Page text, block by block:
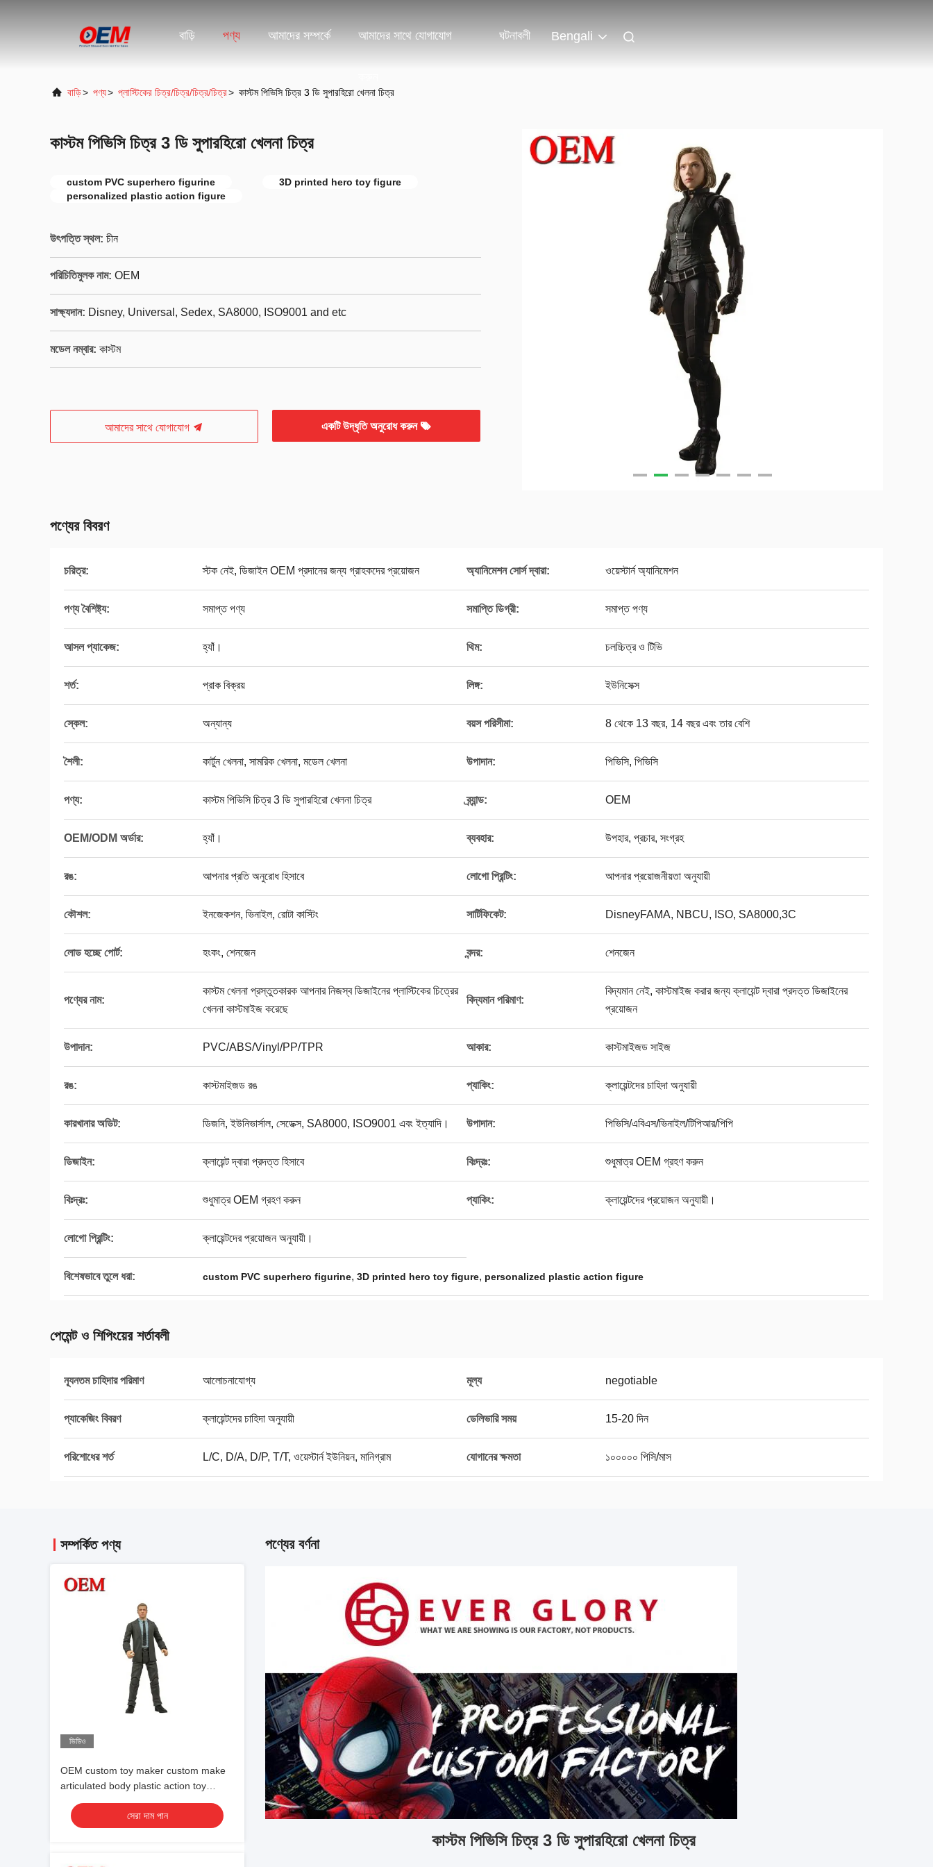
বাড়ি পণ্য আমাদের সম্পর্কে আমাদের সাথে যোগাযোগ ঘটনাবলী Bengali
বাড়ি> পণ্য> প্লাস্টিকের চিত্র/চিত্র/চিত্র/চিত্র> কাস্টম পিভিসি চিত্র 3 ডি সুপারহিরো খেলনা চিত্র
কাস্টম পিভিসি চিত্র 3 ডি সুপারহিরো খেলনা চিত্র
custom PVC superhero figurine
3D printed hero toy figure
personalized plastic action figure
উৎপত্তি স্থল: চীন
পরিচিতিমুলক নাম: OEM
সাক্ষ্যদান: Disney, Universal, Sedex, SA8000, ISO9001 and etc
মডেল নম্বার: কাস্টম
আমাদের সাথে যোগাযোগ একটি উদ্ধৃতি অনুরোধ করুন
পণ্যের বিবরণ
চরিত্র: স্টক নেই, ডিজাইন OEM প্রদানের জন্য গ্রাহকদের প্রয়োজন অ্যানিমেশন সোর্স দ্বারা: ওয়েস্টার্ন অ্যানিমেশন
পণ্য বৈশিষ্ট্য: সমাপ্ত পণ্য সমাপ্তি ডিগ্রী: সমাপ্ত পণ্য
আসল প্যাকেজ: হ্যাঁ। থিম: চলচ্চিত্র ও টিভি
শর্ত: প্রাক বিক্রয় লিঙ্গ: ইউনিসেক্স
স্কেল: অন্যান্য বয়স পরিসীমা: 8 থেকে 13 বছর, 14 বছর এবং তার বেশি
শৈলী: কার্টুন খেলনা, সামরিক খেলনা, মডেল খেলনা উপাদান: পিভিসি, পিভিসি
পণ্য: কাস্টম পিভিসি চিত্র 3 ডি সুপারহিরো খেলনা চিত্র ব্র্যান্ড: OEM
OEM/ODM অর্ডার: হ্যাঁ। ব্যবহার: উপহার, প্রচার, সংগ্রহ
রঙ: আপনার প্রতি অনুরোধ হিসাবে লোগো প্রিন্টিং: আপনার প্রয়োজনীয়তা অনুযায়ী
কৌশল: ইনজেকশন, ভিনাইল, রোটা কাস্টিং সার্টিফিকেট: DisneyFAMA, NBCU, ISO, SA8000,3C
লোড হচ্ছে পোর্ট: হংকং, শেনজেন বন্দর: শেনজেন
পণ্যের নাম:
কাস্টম খেলনা প্রস্তুতকারক আপনার নিজস্ব ডিজাইনের প্লাস্টিকের চিত্রের
খেলনা কাস্টমাইজ করেছে
বিদ্যমান পরিমাণ:
বিদ্যমান নেই, কাস্টমাইজ করার জন্য ক্লায়েন্ট দ্বারা প্রদত্ত ডিজাইনের
প্রয়োজন
উপাদান: PVC/ABS/Vinyl/PP/TPR আকার: কাস্টমাইজড সাইজ
রঙ: কাস্টমাইজড রঙ প্যাকিং: ক্লায়েন্টদের চাহিদা অনুযায়ী
কারখানার অডিট: ডিজনি, ইউনিভার্সাল, সেডেক্স, SA8000, ISO9001 এবং ইত্যাদি। উপাদান: পিভিসি/এবিএস/ভিনাইল/টিপিআর/পিপি
ডিজাইন: ক্লায়েন্ট দ্বারা প্রদত্ত হিসাবে বিঃদ্রঃ: শুধুমাত্র OEM গ্রহণ করুন
বিঃদ্রঃ: শুধুমাত্র OEM গ্রহণ করুন প্যাকিং: ক্লায়েন্টদের প্রয়োজন অনুযায়ী।
লোগো প্রিন্টিং: ক্লায়েন্টদের প্রয়োজন অনুযায়ী।
বিশেষভাবে তুলে ধরা: custom PVC superhero figurine, 3D printed hero toy figure, personalized plastic action figure
পেমেন্ট ও শিপিংয়ের শর্তাবলী
ন্যূনতম চাহিদার পরিমাণ আলোচনাযোগ্য মূল্য negotiable
প্যাকেজিং বিবরণ ক্লায়েন্টদের চাহিদা অনুযায়ী ডেলিভারি সময় 15-20 দিন
পরিশোধের শর্ত L/C, D/A, D/P, T/T, ওয়েস্টার্ন ইউনিয়ন, মানিগ্রাম যোগানের ক্ষমতা ১০০০০০ পিসি/মাস
সম্পর্কিত পণ্য
ভিডিও
OEM custom toy maker custom make
articulated body plastic action toy
figures
সেরা দাম পান
পণ্যের বর্ণনা
কাস্টম পিভিসি চিত্র 3 ডি সুপারহিরো খেলনা চিত্র